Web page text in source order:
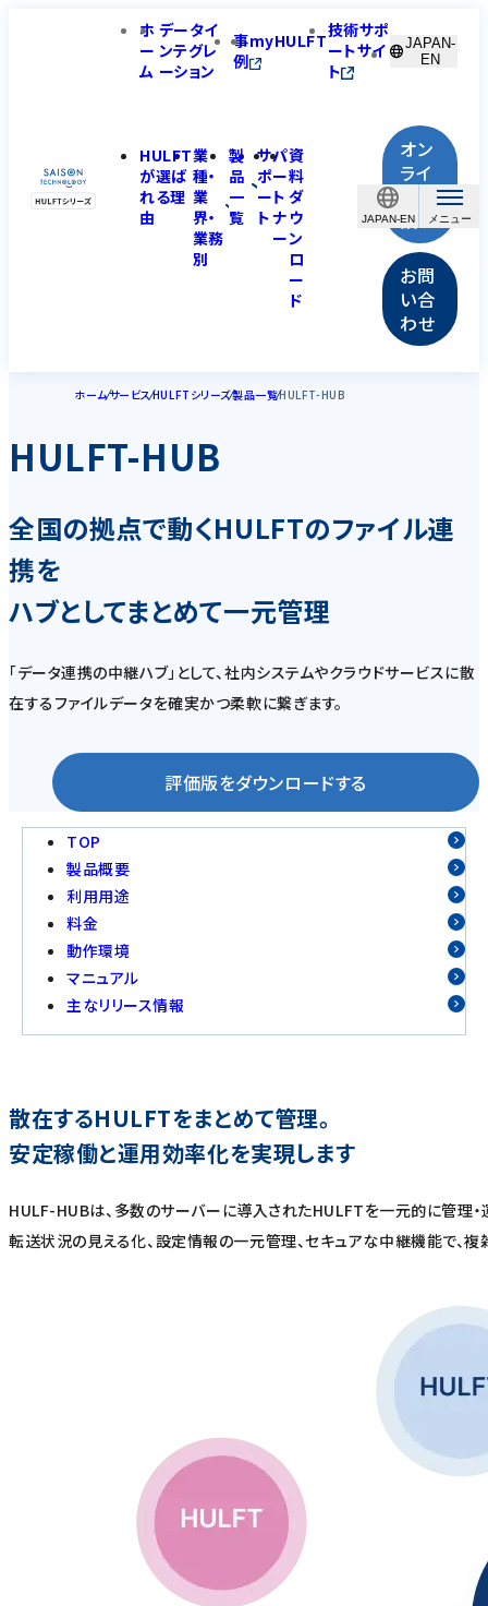
JAPAN-EN
ホ
ー
ム
データイ
ンテグレ
ーション
事
例
myHULFT技術サポ
ートサイ
ト
JAPAN-
EN
HULFT
が選ば
れる理
由
業
種・
業
界・
業務
別
製
品
一
覧
サ
ポ
ー
ト
パ
ー
ト
ナ
ー
資
料
ダ
ウ
ン
ロ
ー
ド
オン
ライ
談
お問
い合
わせ
ホームサービスHULFTシリーズ製品一覧HULFT-HUB
HULFT-HUB
全国の拠点で動くHULFTのファイル連
携を
ハブとしてまとめて一元管理
「データ連携の中継ハブ」として、社内システムやクラウドサービスに散
在するファイルデータを確実かつ柔軟に繋ぎます。
評価版をダウンロードする
TOP
製品概要
利用用途
料金
動作環境
マニュアル
主なリリース情報
散在するHULFTをまとめて管理。
安定稼働と運用効率化を実現します
HULF-HUBは、多数のサーバーに導入されたHULFTを一元的に管理・
転送状況の見える化、設定情報の一元管理、セキュアな中継機能で、